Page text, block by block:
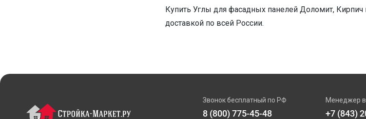
Купить Углы для фасадных панелей Доломит, Кирпич
доставкой по всей России.
Звонок бесплатный по РФ
8 (800) 775-45-48
Менеджер
+7 (843)